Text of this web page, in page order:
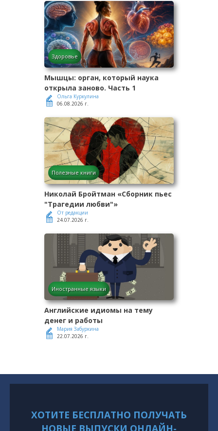
Здоровье
Мышцы: орган, который наука
открыла заново. Часть 1
Ольга Куркулина
06.08.2026 г.
Полезные книги
Николай Бройтман «Сборник пьес
"Трагедии любви"»
От редакции
24.07.2026 г.
Иностранные языки
Английские идиомы на тему
денег и работы
Мария Забуркина
22.07.2026 г.
ХОТИТЕ БЕСПЛАТНО ПОЛУЧАТЬ